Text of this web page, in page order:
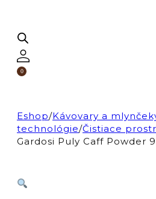
0
Eshop/Kávovary a
technológie/Čistiace
Gardosi Puly Caff Powder